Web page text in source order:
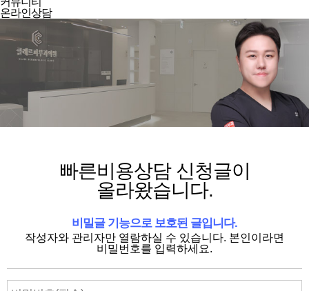
온라인상담
빠른비용상담 신청글이
올라왔습니다.
비밀글 기능으로 보호된 글입니다.
작성자와 관리자만 열람하실 수 있습니다. 본인이라면
비밀번호를 입력하세요.